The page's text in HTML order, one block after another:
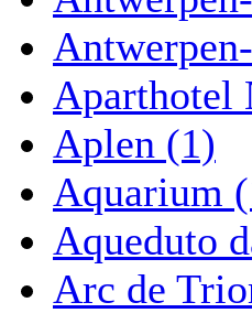
Aparthotel
Aplen (1)
Aquarium
Aqueduto
Arc de